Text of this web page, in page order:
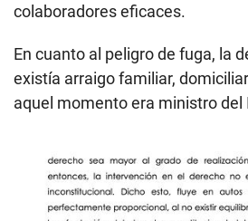
colaboradores eficaces.
En cuanto al peligro de fuga, la
existía arraigo familiar,
aquel momento era ministro del